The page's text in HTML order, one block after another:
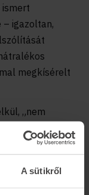
A sütikről
igazoltan,
megkísérelt
„nem
felszólítást, a
kell